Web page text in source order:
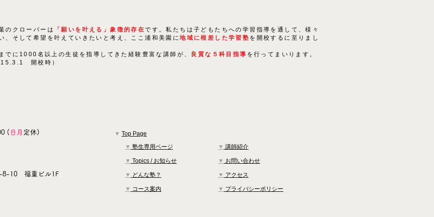
のクローバーは 「願いを叶える」象徴的存在です。私たちは子どもたちへの学習指導を通して、様々
、そして希望を叶えていきたいと考え、ここ浦和美園に地域に根差した学習塾 を開校するに至りまし
でに1000名以上の生徒を指導してきた経験豊富な講師が、 良質な５科目指導 を行ってまいります。
開校時）
( 日月 定休)
8-10 福重ビル1F
▼ Top Page
▼ 塾生専用ページ ▼ 講師紹介
▼ Topics / お知らせ ▼ お問い合わせ
▼ どんな塾？ ▼ アクセス
▼ コース案内 ▼ プライバシーポリシー